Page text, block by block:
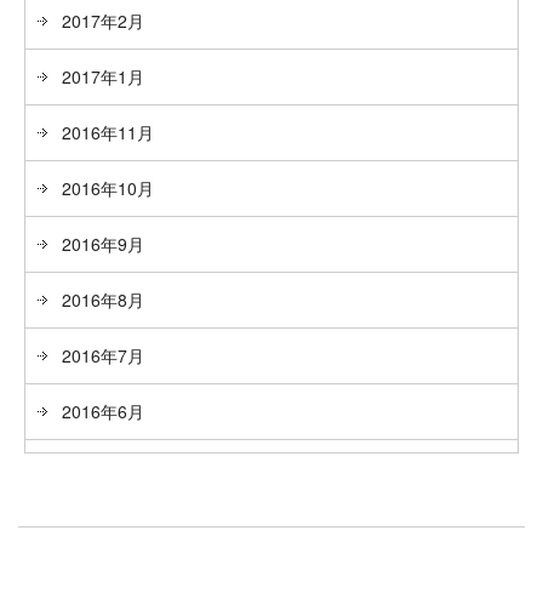
2017年2月
2017年1月
2016年11月
2016年10月
2016年9月
2016年8月
2016年7月
2016年6月